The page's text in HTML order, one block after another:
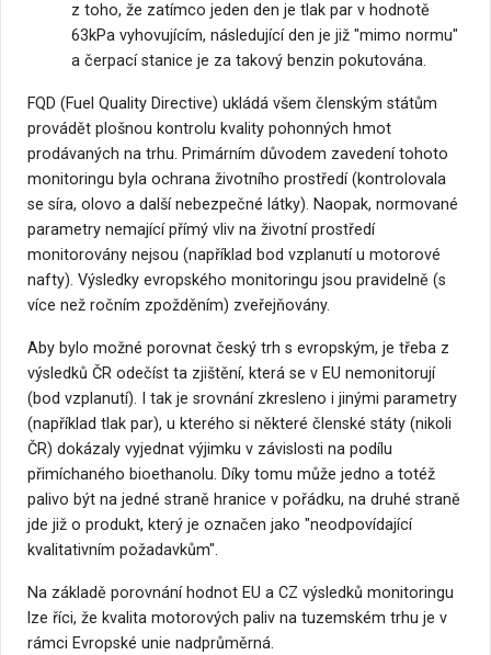
z toho, že zatímco jeden den je tlak par v hodnotě
63kPa vyhovujícím, následující den je již "mimo normu"
a čerpací stanice je za takový benzin pokutována.
FQD (Fuel Quality Directive) ukládá všem členským státům
provádět plošnou kontrolu kvality pohonných hmot
prodávaných na trhu. Primárním důvodem zavedení tohoto
monitoringu byla ochrana životního prostředí (kontrolovala
se síra, olovo a další nebezpečné látky). Naopak, normované
parametry nemající přímý vliv na životní prostředí
monitorovány nejsou (například bod vzplanutí u motorové
nafty). Výsledky evropského monitoringu jsou pravidelně (s
více než ročním zpožděním) zveřejňovány.
Aby bylo možné porovnat český trh s evropským, je třeba z
výsledků ČR odečíst ta zjištění, která se v EU nemonitorují
(bod vzplanutí). I tak je srovnání zkresleno i jinými parametry
(například tlak par), u kterého si některé členské státy (nikoli
ČR) dokázaly vyjednat výjimku v závislosti na podílu
přimíchaného bioethanolu. Díky tomu může jedno a totéž
palivo být na jedné straně hranice v pořádku, na druhé straně
jde již o produkt, který je označen jako "neodpovídající
kvalitativním požadavkům".
Na základě porovnání hodnot EU a CZ výsledků monitoringu
lze říci, že kvalita motorových paliv na tuzemském trhu je v
rámci Evropské unie nadprůměrná.